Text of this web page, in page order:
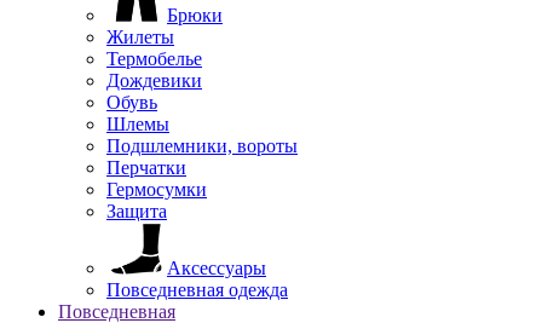
Брюки
Жилеты
Термобелье
Дождевики
Обувь
Шлемы
Подшлемники, вороты
Перчатки
Гермосумки
Защита
Аксессуары
Повседневная одежда
Повседневная